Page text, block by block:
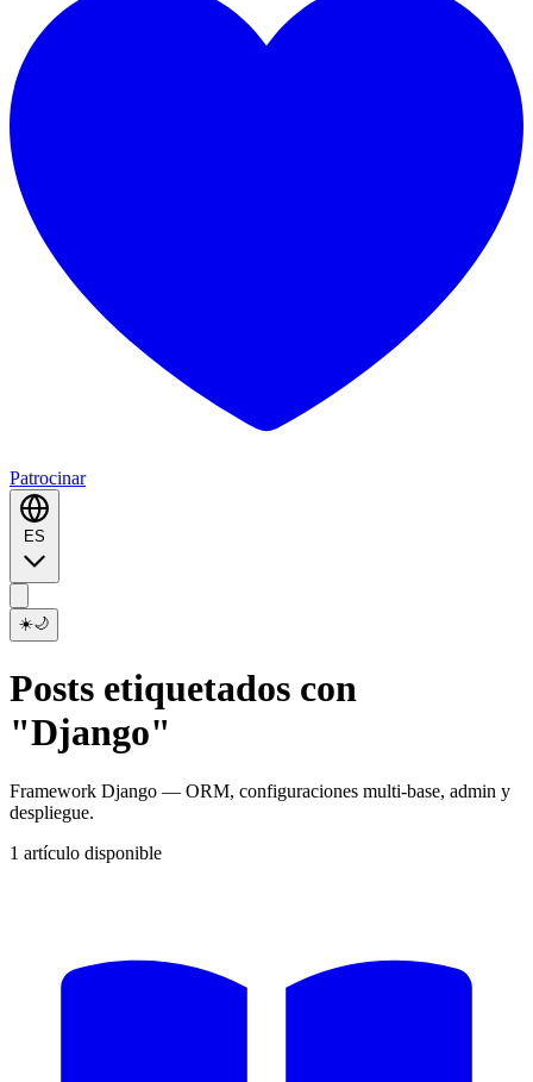
Patrocinar
☀️🌙
Posts etiquetados con
"Django"
Framework Django — ORM, configuraciones multi-base, admin y
despliegue.
1 artículo disponible